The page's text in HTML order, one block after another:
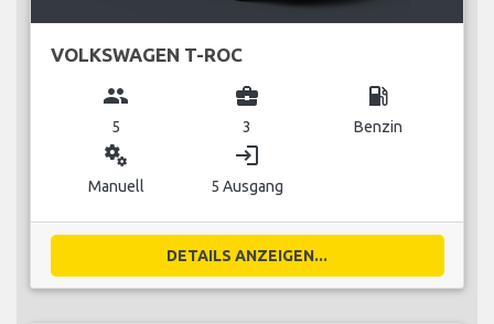
VOLKSWAGEN T-ROC
group
5
business_center
3
local_gas_station
Benzin
miscellaneous_services
Manuell
login
5 Ausgang
DETAILS ANZEIGEN...